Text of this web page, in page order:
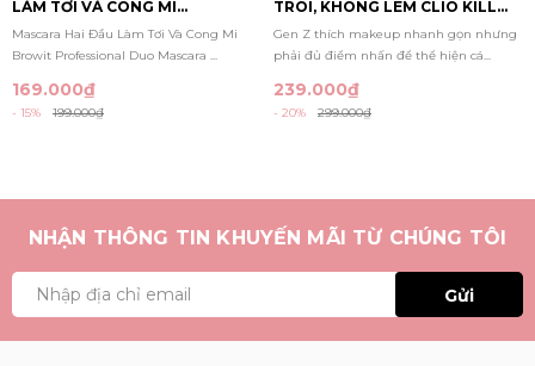
LÀM TƠI VÀ CONG MI
PROFESSIONAL DUO MASCARA
#SEXY BLACK 4G +4G
Mascara Hai Đầu Làm Tơi Và Cong Mi
Browit Professional Duo Mascara ...
169.000₫
- 15% 199.000₫
TRÔI, KHÔNG LEM CLIO KILL
LASH SUPERPROOF MASCARA
7G
Gen Z thích makeup nhanh gọn nhưng
phải đủ điểm nhấn để thể hiện cá...
239.000₫
- 20% 299.000₫
NHẬN THÔNG TIN KHUYẾN MÃI TỪ CHÚNG TÔI
Gửi